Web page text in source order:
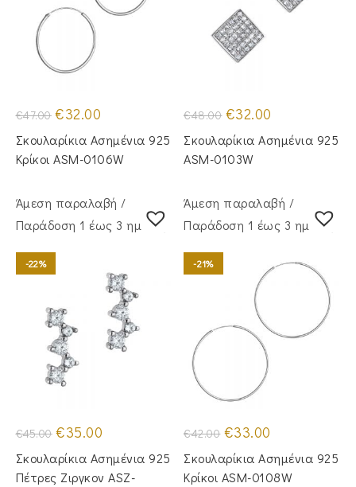
€47.00 Original
price
was:
€47.00.
€32.00
τιμή
είναι:
€32.00.
Σκουλαρίκια Ασημένια 925
Κρίκοι ASM-0106W
€48.00 Original
price
was:
€48.00.
€32.00
τιμή
είναι:
Σκουλαρίκια Ασημένια 925
ASM-0103W
Άμεση παραλαβή /
Παράδoση 1 έως 3 ημέρες
-22%
€45.00 Original
price
was:
€45.00.
€35.00
τιμή
είναι:
€35.00.
Σκουλαρίκια Ασημένια 925
Πέτρες Ζιργκον ASZ-
Άμεση παραλαβή /
Παράδoση 1 έως 3 ημέρες
-21%
€42.00 Original
price
was:
€42.00.
€33.00
τιμή
είναι:
€33.00.
Σκουλαρίκια Ασημένια 925
Κρίκοι ASM-0108W